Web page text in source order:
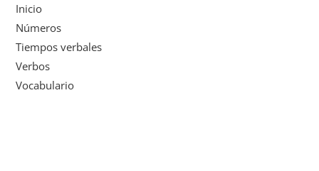
Inicio
Números
Tiempos verbales
Verbos
Vocabulario